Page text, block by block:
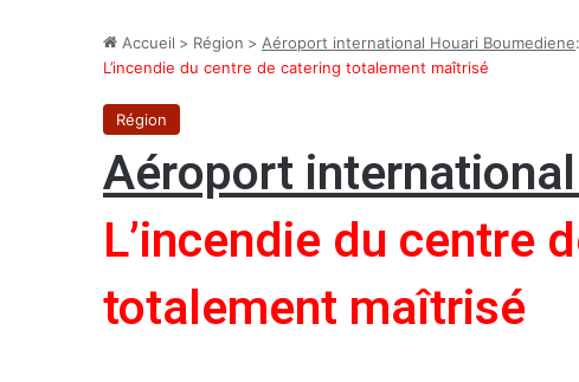
Accueil > Région > Aéroport international Houari Boumediene:
L’incendie du centre de catering totalement maîtrisé
Région
Aéroport
L’incendie du centre
totalement maîtrisé